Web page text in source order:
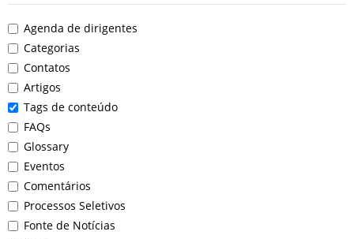
Agenda de dirigentes
Categorias
Contatos
Artigos
Tags de conteúdo
FAQs
Glossary
Eventos
Comentários
Processos Seletivos
Fonte de Notícias